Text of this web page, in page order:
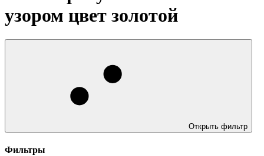
узором цвет золотой
Открыть фильтр
Фильтры